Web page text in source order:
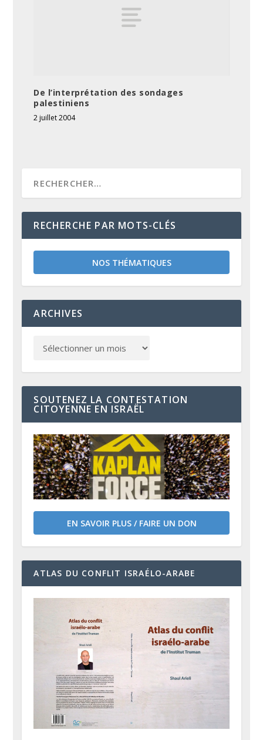
De l’interprétation des sondages
palestiniens
2 juillet 2004
RECHERCHE PAR MOTS-CLÉS
NOS THÉMATIQUES
ARCHIVES
SOUTENEZ LA CONTESTATION
CITOYENNE EN ISRAËL
EN SAVOIR PLUS / FAIRE UN DON
ATLAS DU CONFLIT ISRAÉLO-ARABE